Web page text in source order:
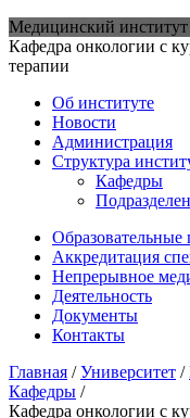
Медицинский институт
Кафедра онкологии с
терапии
Об институте
Новости
Администрация
Структура
Кафедры
Аккредитация
Непрерывное
Деятельность
Документы
Контакты
Главная /Университет /
Кафедры /
Кафедра онкологии с